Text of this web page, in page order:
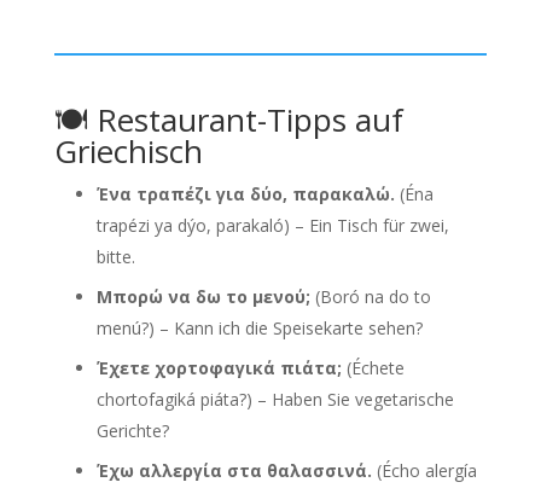
🍽️ Restaurant-Tipps auf
Griechisch
Ένα τραπέζι για δύο, παρακαλώ. (Éna
trapézi ya dýo, parakaló) – Ein Tisch für zwei,
bitte.
Μπορώ να δω το μενού; (Boró na do to
menú?) – Kann ich die Speisekarte sehen?
Έχετε χορτοφαγικά πιάτα; (Échete
chortofagiká piáta?) – Haben Sie vegetarische
Gerichte?
Έχω αλλεργία στα θαλασσινά. (Écho alergía